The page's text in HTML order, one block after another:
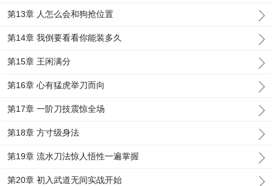
第13章 人怎么会和狗抢位置
第14章 我倒要看看你能装多久
第15章 王闲满分
第16章 心有猛虎举刀而向
第17章 一阶刀技震惊全场
第18章 方寸级身法
第19章 流水刀法惊人悟性一遍掌握
第20章 初入武道无间实战开始